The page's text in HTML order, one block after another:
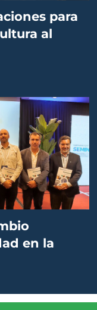
para
al
en la